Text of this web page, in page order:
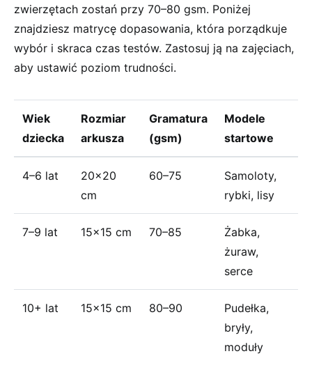
zwierzętach zostań przy 70–80 gsm. Poniżej
znajdziesz matrycę dopasowania, która porządkuje
wybór i skraca czas testów. Zastosuj ją na zajęciach,
aby ustawić poziom trudności.
Wiek
dziecka
Rozmiar
arkusza
Gramatura
(gsm)
Modele
startowe
4–6 lat
20×20
cm
60–75
Samoloty,
rybki, lisy
7–9 lat 15×15 cm 70–85
Żabka,
żuraw,
serce
10+ lat 15×15 cm 80–90
Pudełka,
bryły,
moduły